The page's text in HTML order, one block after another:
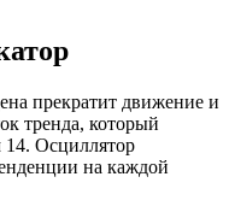
прекратит движение и
тренда, который
Осциллятор
на каждой